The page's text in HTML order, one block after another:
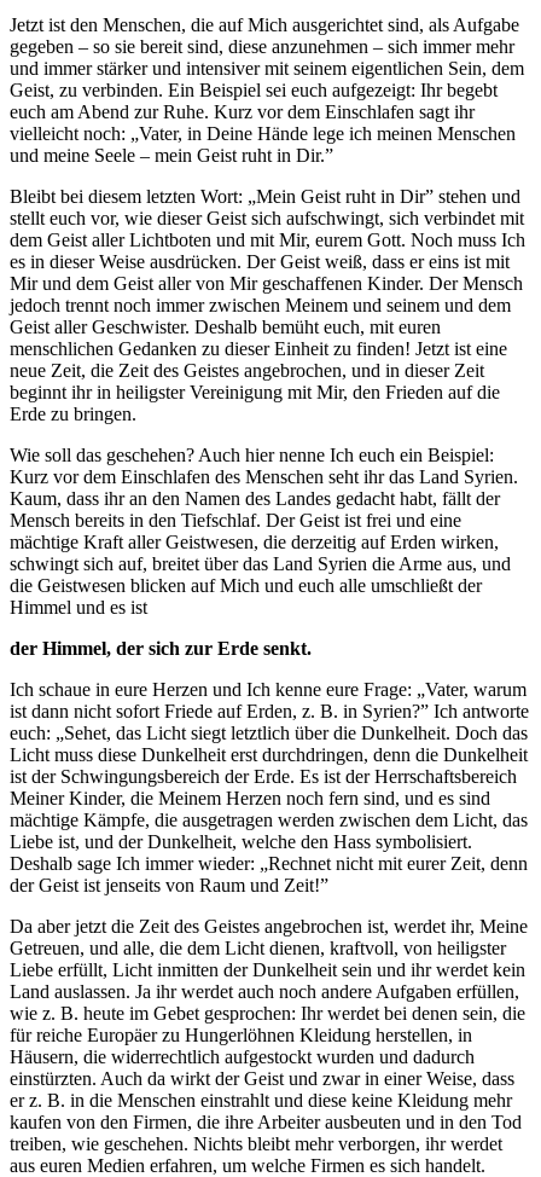
Jetzt ist den Menschen, die auf Mich ausgerichtet sind, als Aufgabe
gegeben – so sie bereit sind, diese anzunehmen – sich immer mehr
und immer stärker und intensiver mit seinem eigentlichen Sein, dem
Geist, zu verbinden. Ein Beispiel sei euch aufgezeigt: Ihr begebt
euch am Abend zur Ruhe. Kurz vor dem Einschlafen sagt ihr
vielleicht noch: „Vater, in Deine Hände lege ich meinen Menschen
und meine Seele – mein Geist ruht in Dir.”
Bleibt bei diesem letzten Wort: „Mein Geist ruht in Dir” stehen und
stellt euch vor, wie dieser Geist sich aufschwingt, sich verbindet mit
dem Geist aller Lichtboten und mit Mir, eurem Gott. Noch muss Ich
es in dieser Weise ausdrücken. Der Geist weiß, dass er eins ist mit
Mir und dem Geist aller von Mir geschaffenen Kinder. Der Mensch
jedoch trennt noch immer zwischen Meinem und seinem und dem
Geist aller Geschwister. Deshalb bemüht euch, mit euren
menschlichen Gedanken zu dieser Einheit zu finden! Jetzt ist eine
neue Zeit, die Zeit des Geistes angebrochen, und in dieser Zeit
beginnt ihr in heiligster Vereinigung mit Mir, den Frieden auf die
Erde zu bringen.
Wie soll das geschehen? Auch hier nenne Ich euch ein Beispiel:
Kurz vor dem Einschlafen des Menschen seht ihr das Land Syrien.
Kaum, dass ihr an den Namen des Landes gedacht habt, fällt der
Mensch bereits in den Tiefschlaf. Der Geist ist frei und eine
mächtige Kraft aller Geistwesen, die derzeitig auf Erden wirken,
schwingt sich auf, breitet über das Land Syrien die Arme aus, und
die Geistwesen blicken auf Mich und euch alle umschließt der
Himmel und es ist
der Himmel, der sich zur Erde senkt.
Ich schaue in eure Herzen und Ich kenne eure Frage: „Vater, warum
ist dann nicht sofort Friede auf Erden, z. B. in Syrien?” Ich antworte
euch: „Sehet, das Licht siegt letztlich über die Dunkelheit. Doch das
Licht muss diese Dunkelheit erst durchdringen, denn die Dunkelheit
ist der Schwingungsbereich der Erde. Es ist der Herrschaftsbereich
Meiner Kinder, die Meinem Herzen noch fern sind, und es sind
mächtige Kämpfe, die ausgetragen werden zwischen dem Licht, das
Liebe ist, und der Dunkelheit, welche den Hass symbolisiert.
Deshalb sage Ich immer wieder: „Rechnet nicht mit eurer Zeit, denn
der Geist ist jenseits von Raum und Zeit!”
Da aber jetzt die Zeit des Geistes angebrochen ist, werdet ihr, Meine
Getreuen, und alle, die dem Licht dienen, kraftvoll, von heiligster
Liebe erfüllt, Licht inmitten der Dunkelheit sein und ihr werdet kein
Land auslassen. Ja ihr werdet auch noch andere Aufgaben erfüllen,
wie z. B. heute im Gebet gesprochen: Ihr werdet bei denen sein, die
für reiche Europäer zu Hungerlöhnen Kleidung herstellen, in
Häusern, die widerrechtlich aufgestockt wurden und dadurch
einstürzten. Auch da wirkt der Geist und zwar in einer Weise, dass
er z. B. in die Menschen einstrahlt und diese keine Kleidung mehr
kaufen von den Firmen, die ihre Arbeiter ausbeuten und in den Tod
treiben, wie geschehen. Nichts bleibt mehr verborgen, ihr werdet
aus euren Medien erfahren, um welche Firmen es sich handelt.